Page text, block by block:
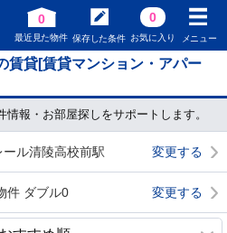
0
最近見た物件 保存した条件
0
お気に入り メニュー
賃貸[賃貸マンション・アパー
報・お部屋探しをサポートします。
ル清陵高校前駅 変更する
件 ダブル0 変更する